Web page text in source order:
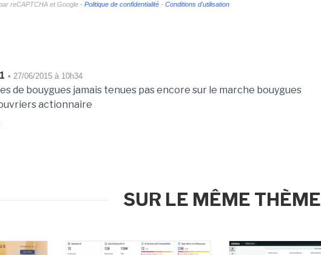
reCAPTCHA et Google - Politique de confidentialité - Conditions d'utilisation
• 27/06/2015 à 10h34
de bouygues jamais tenues pas encore sur le marche bouygues
actionnaire
SUR LE MÊME THÈME